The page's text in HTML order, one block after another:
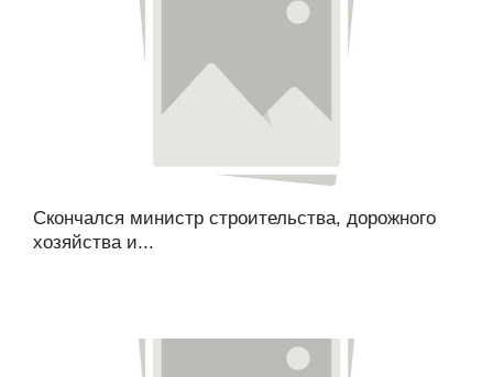
Скончался министр строительства, дорожного
хозяйства и...